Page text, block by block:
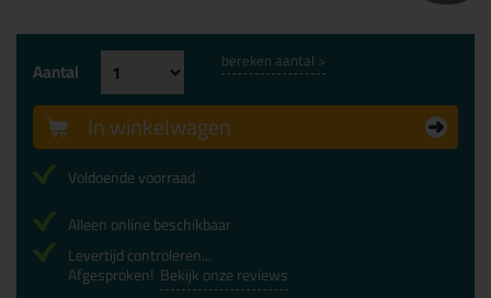
Aantal bereken aantal >
In winkelwagen
Voldoende voorraad
Alleen online beschikbaar
Levertijd controleren...
Afgesproken! Bekijk onze reviews